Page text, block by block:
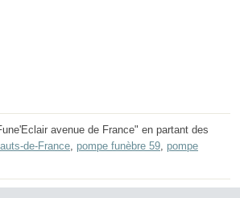
avenue de France" en partant des
de-France, pompe funèbre 59, pompe